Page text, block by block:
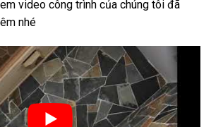
video công trình của chúng tôi đã
nhé